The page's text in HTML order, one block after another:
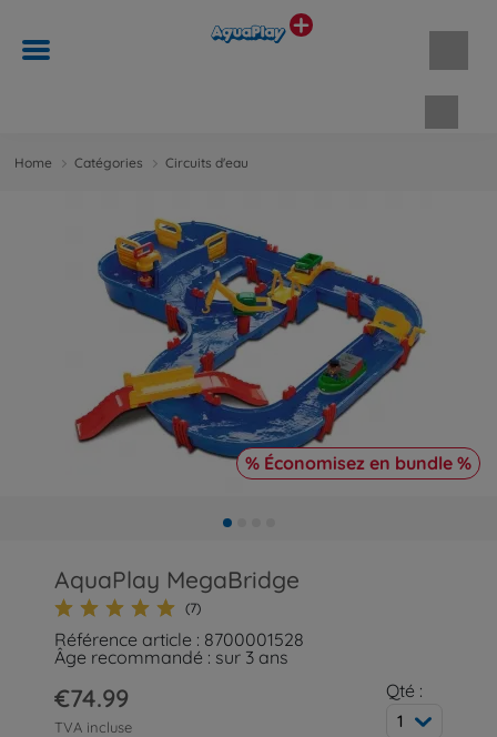
Home Catégories Circuits d'eau
% Économisez en bundle %
AquaPlay MegaBridge
(7)
Référence article : 8700001528
Âge recommandé : sur 3 ans
€74.99
TVA incluse
Qté :
1